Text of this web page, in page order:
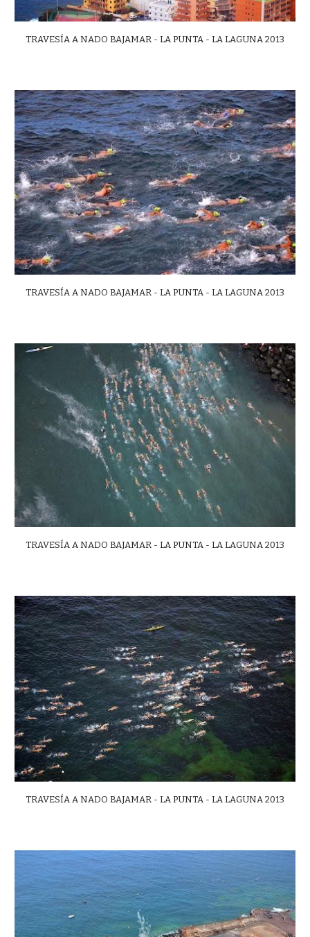
TRAVESÍA A NADO BAJAMAR - LA PUNTA - LA LAGUNA 2013
TRAVESÍA A NADO BAJAMAR - LA PUNTA - LA LAGUNA 2013
TRAVESÍA A NADO BAJAMAR - LA PUNTA - LA LAGUNA 2013
TRAVESÍA A NADO BAJAMAR - LA PUNTA - LA LAGUNA 2013